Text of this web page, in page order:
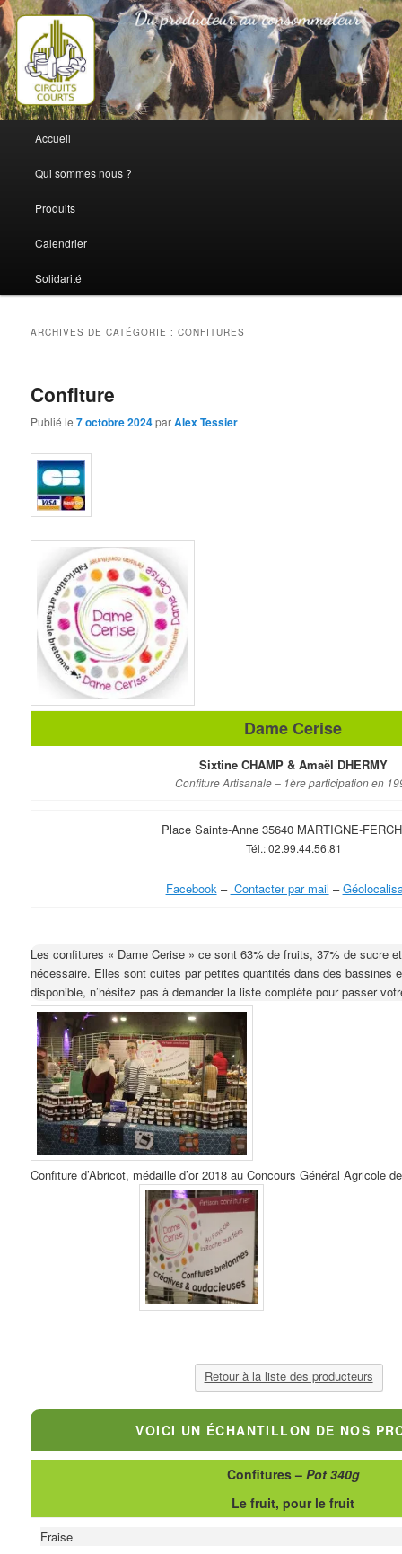
circuits-courts
Du producteur au consommateur
Aller
au
contenu
Aller
au
contenu
Accueil
Qui sommes nous ?
Produits
Calendrier
Solidarité
ARCHIVES DE CATÉGORIE :CONFITURES
Confiture
Publié le7 octobre 2024parAlex Tessier
Dame Cerise
Sixtine CHAMP & Amaël DHERMY
Confiture Artisanale – 1ère participation en
Place Sainte-Anne 35640 MARTIGNE-
Tél.: 02.99.44.56.81
Facebook– Contacter par mail –
Les confitures « Dame Cerise » ce sont 63% de fruits, 37% de sucre
nécessaire. Elles sont cuites par petites quantités dans des bassines
disponible, n’hésitez pas à demander la liste complète pour passer
Confiture d’Abricot, médaille d’or 2018 au Concours Général Agricole
Retour à la liste des producteurs
VOICI UN ÉCHANTILLON DE NOS
Confitures – Pot 340g
Le fruit, pour le fruit
Fraise